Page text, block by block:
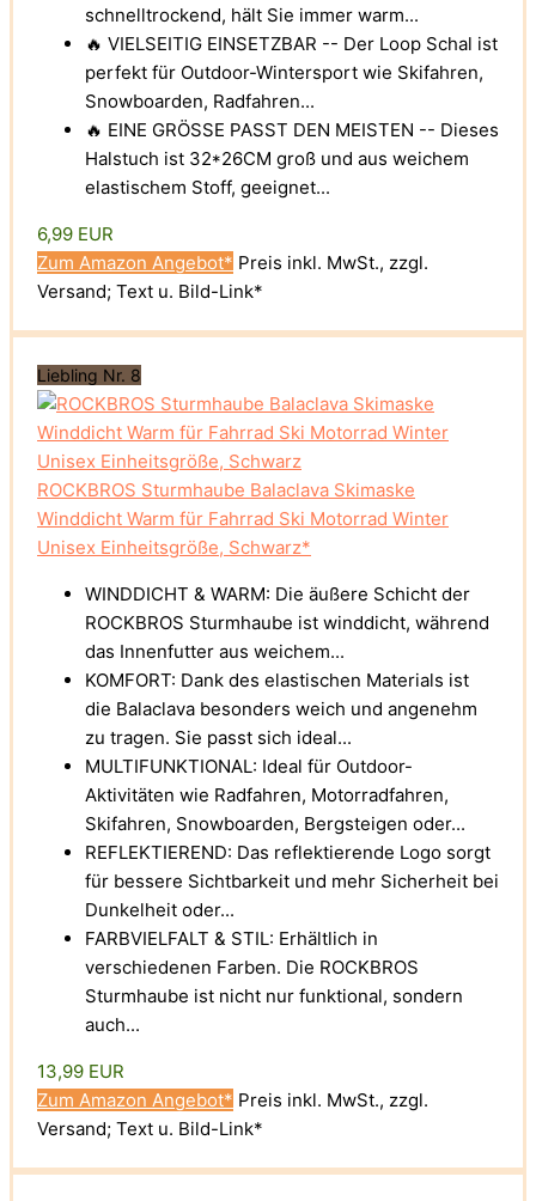
schnelltrockend, hält Sie immer warm...
🔥 VIELSEITIG EINSETZBAR -- Der Loop Schal ist
perfekt für Outdoor-Wintersport wie Skifahren,
Snowboarden, Radfahren...
🔥 EINE GRÖSSE PASST DEN MEISTEN -- Dieses
Halstuch ist 32*26CM groß und aus weichem
elastischem Stoff, geeignet...
6,99 EUR
Zum Amazon Angebot* Preis inkl. MwSt., zzgl.
Versand; Text u. Bild-Link*
Liebling Nr. 8
ROCKBROS Sturmhaube Balaclava Skimaske
Winddicht Warm für Fahrrad Ski Motorrad Winter
Unisex Einheitsgröße, Schwarz*
WINDDICHT & WARM: Die äußere Schicht der
ROCKBROS Sturmhaube ist winddicht, während
das Innenfutter aus weichem...
KOMFORT: Dank des elastischen Materials ist
die Balaclava besonders weich und angenehm
zu tragen. Sie passt sich ideal...
MULTIFUNKTIONAL: Ideal für Outdoor-
Aktivitäten wie Radfahren, Motorradfahren,
Skifahren, Snowboarden, Bergsteigen oder...
REFLEKTIEREND: Das reflektierende Logo sorgt
für bessere Sichtbarkeit und mehr Sicherheit bei
Dunkelheit oder...
FARBVIELFALT & STIL: Erhältlich in
verschiedenen Farben. Die ROCKBROS
Sturmhaube ist nicht nur funktional, sondern
auch...
13,99 EUR
Zum Amazon Angebot* Preis inkl. MwSt., zzgl.
Versand; Text u. Bild-Link*